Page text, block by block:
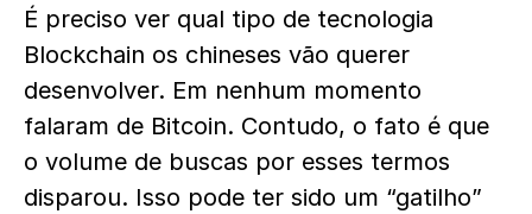
É preciso ver qual tipo de tecnologia
Blockchain os chineses vão querer
desenvolver. Em nenhum momento
falaram de Bitcoin. Contudo, o fato é que
o volume de buscas por esses termos
disparou. Isso pode ter sido um “gatilho”